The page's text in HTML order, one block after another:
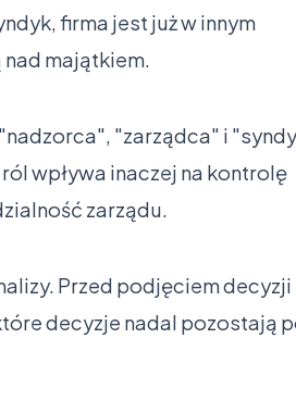
firma jest już w innym
nad majątkiem.
"zarządca" i
wpływa inaczej na kontrolę
zarządu.
Przed podjęciem decyzji
decyzje nadal pozostają